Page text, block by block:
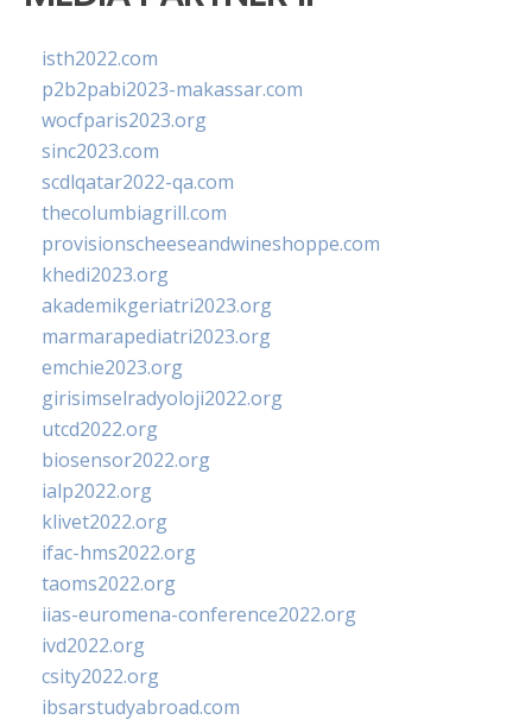
isth2022.com
p2b2pabi2023-makassar.com
wocfparis2023.org
sinc2023.com
scdlqatar2022-qa.com
thecolumbiagrill.com
provisionscheeseandwineshoppe.com
khedi2023.org
akademikgeriatri2023.org
marmarapediatri2023.org
emchie2023.org
girisimselradyoloji2022.org
utcd2022.org
biosensor2022.org
ialp2022.org
klivet2022.org
ifac-hms2022.org
taoms2022.org
iias-euromena-conference2022.org
ivd2022.org
csity2022.org
ibsarstudyabroad.com